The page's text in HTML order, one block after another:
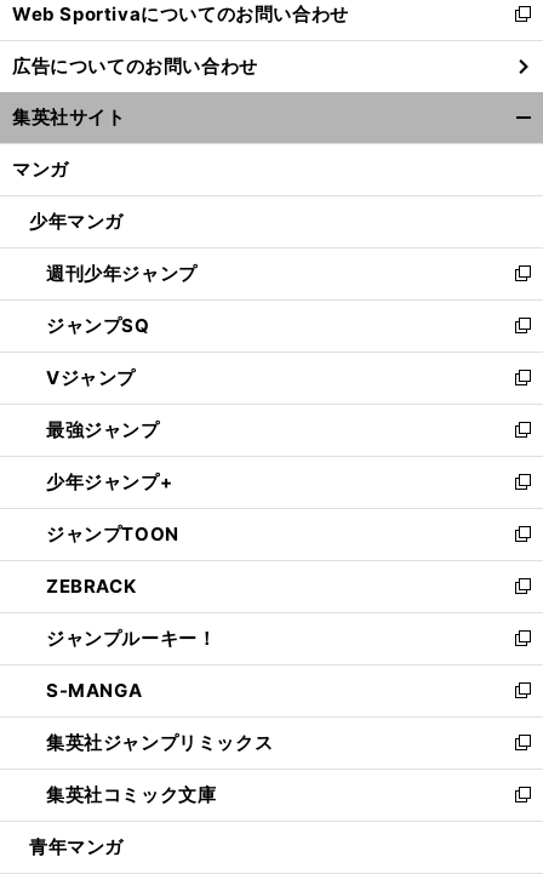
く
Web Sportivaについてのお問い合わせ
新
し
い
ウ
ィ
ン
ウ
開
く
広告についてのお問い合わせ
集英社サイト
マンガ
少年マンガ
週刊少年ジャンプ
新
し
い
ウ
ィ
ン
ド
ウ
で
開
く
ジャンプSQ
新
し
い
ウ
ィ
ン
ド
ウ
で
開
く
Vジャンプ
新
し
い
ウ
ィ
ン
ド
ウ
で
開
く
最強ジャンプ
新
し
い
ウ
ィ
ン
ド
ウ
で
開
く
少年ジャンプ+
新
し
い
ウ
ィ
ン
ド
ウ
で
開
く
ジャンプTOON
新
し
い
ウ
ィ
ン
ド
ウ
で
開
く
ZEBRACK
新
し
い
ウ
ィ
ン
ド
ウ
で
開
ジャンプルーキー！
新
し
い
ウ
ィ
ン
ド
ウ
S-MANGA
新
し
い
ウ
ィ
ン
集英社ジャンプリミックス
新
し
い
ウ
集英社コミック文庫
新
し
青年マンガ